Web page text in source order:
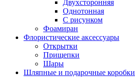
Двухсторонняя
Однотонная
С рисунком
Фоамиран
Флористические аксессуары
Открытки
Прищепки
Шары
Шляпные и подарочные коробки